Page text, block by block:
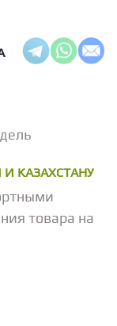
КАЗАХСТАНУ
товара на